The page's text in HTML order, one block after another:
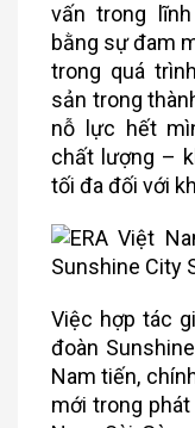
vấn trong
bằng sự đam
trong quá
sản trong
nỗ lực hết
chất lượng –
tối đa đối với
Việc hợp tác
đoàn
Nam tiến,
mới trong